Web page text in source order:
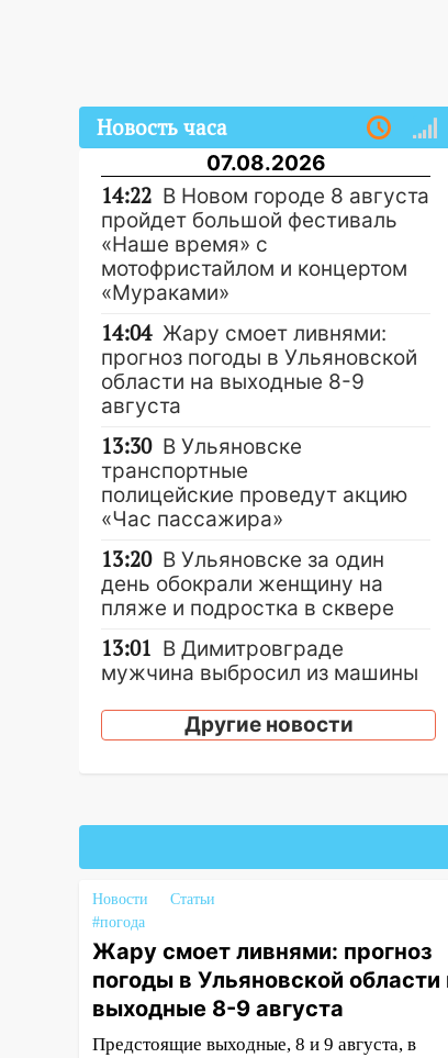
Новость часа
07.08.2026
14:22 В Новом городе 8 августа
пройдет большой фестиваль
«Наше время» с
мотофристайлом и концертом
«Мураками»
14:04 Жару смоет ливнями:
прогноз погоды в Ульяновской
области на выходные 8-9
августа
13:30 В Ульяновске
транспортные
полицейские проведут акцию
«Час пассажира»
13:20 В Ульяновске за один
день обокрали женщину на
пляже и подростка в сквере
13:01 В Димитровграде
мужчина выбросил из машины
задержали
12:31 Ульяновец хотел купить
иномарку из Европы и потерял
760 тысяч рублей
12:20 В Чердаклинском районе
столкнулись «Лада» и
Chevrolet: пострадал 14-летний
подросток
Другие новости
Новости
Статьи
#погода
Жару смоет ливнями: прогноз
погоды в Ульяновской области
выходные 8-9 августа
Предстоящие выходные, 8 и 9 августа, в